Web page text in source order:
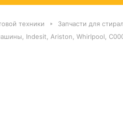
техники Запчасти для
Indesit, Ariston, Whirlpool,